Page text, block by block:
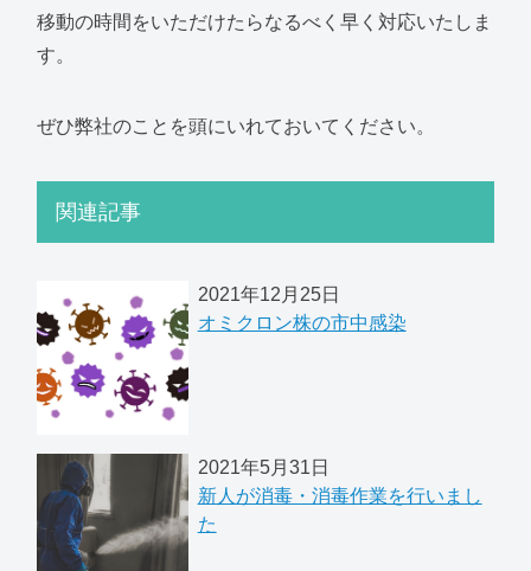
移動の時間をいただけたらなるべく早く対応いたしま
す。
ぜひ弊社のことを頭にいれておいてください。
関連記事
2021年12月25日
オミクロン株の市中感染
2021年5月31日
新人が消毒・消毒作業を行いまし
た